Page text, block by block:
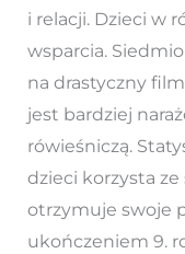
i relacji. Dzieci w
wsparcia.
na drastyczny
jest bardziej
rówieśniczą.
dzieci korzysta
otrzymuje swoje
ukończeniem 9.